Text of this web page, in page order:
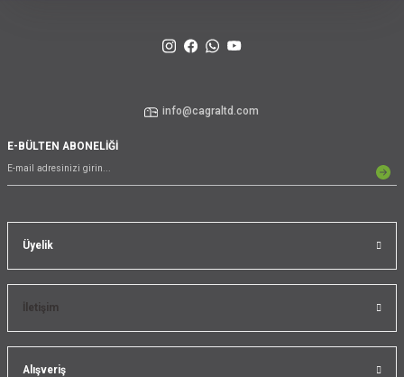
Üyelik
İletişim
Alışveriş
info@cagraltd.com
E-BÜLTEN ABONELİĞİ